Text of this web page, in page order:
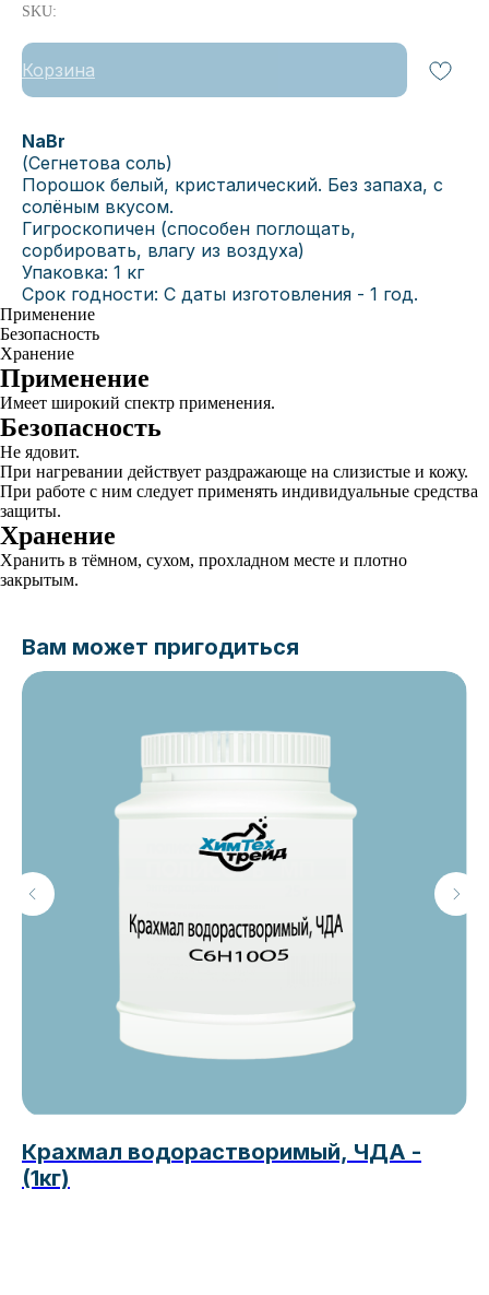
SKU:
Корзина
NaBr
(Сегнетова соль)
Порошок белый, кристалический. Без запаха, с
солёным вкусом.
Гигроскопичен (способен поглощать,
сорбировать, влагу из воздуха)
Упаковка: 1 кг
Срок годности: С даты изготовления - 1 год.
Применение
Безопасность
Хранение
Применение
Имеет широкий спектр применения.
Безопасность
Не ядовит.
При нагревании действует раздражающе на слизистые и кожу.
При работе с ним следует применять индивидуальные средства
защиты.
Хранение
Хранить в тёмном, сухом, прохладном месте и плотно
закрытым.
Вам может пригодиться
Крахмал водорастворимый, ЧДА -
(1кг)